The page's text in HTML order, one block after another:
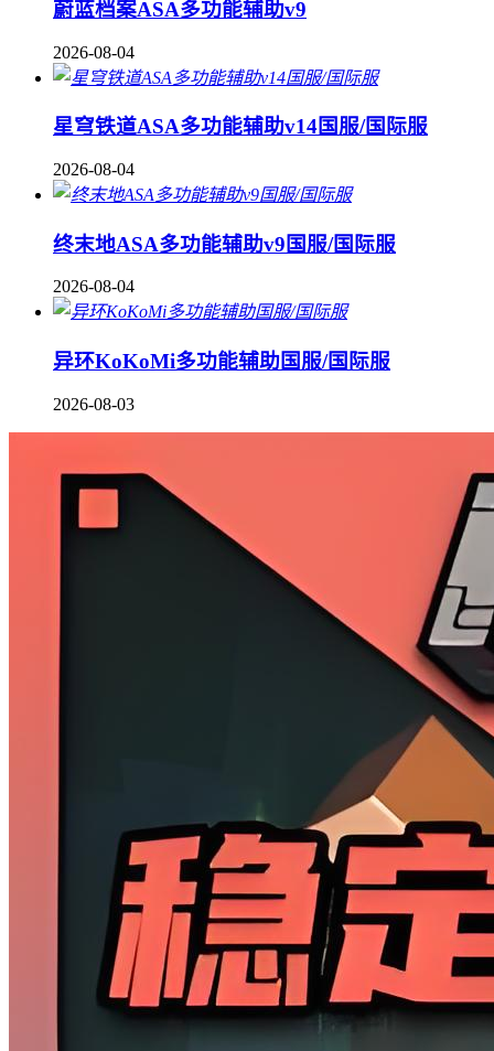
蔚蓝档案ASA多功能辅助v9
2026-08-04
星穹铁道ASA多功能辅助v14国服/国际服
2026-08-04
终末地ASA多功能辅助v9国服/国际服
2026-08-04
异环KoKoMi多功能辅助国服/国际服
2026-08-03